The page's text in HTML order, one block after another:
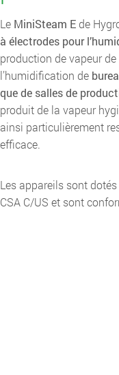
Le MiniSteam E de
à électrodes pour
production de vapeur
l’humidification de
que de salles de
produit de la vapeur
ainsi particulièrement
efficace.
Les appareils sont
CSA C/US et sont